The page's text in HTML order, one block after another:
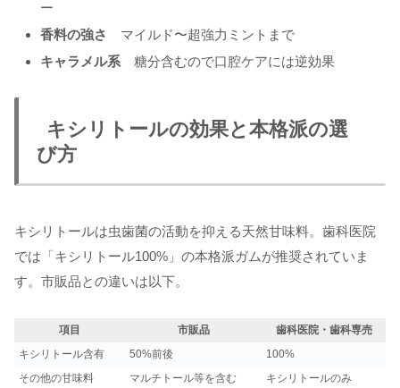
ー
香料の強さ
マイルド〜超強力ミントまで
キャラメル系 糖分含むので口腔ケアには逆効果
キシリトールの効果と本格派の選
び方
キシリトールは虫歯菌の活動を抑える天然甘味料。歯科医院
では「キシリトール100%」の本格派ガムが推奨されていま
す。市販品との違いは以下。
項目 市販品
歯科医院・歯科専売
キシリトール含有
50%前後
100%
その他の甘味料
マルチトール等を含む
キシリトールのみ